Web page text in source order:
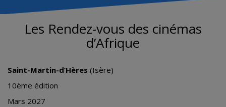
Les Rendez-vous des cinémas
d’Afrique
Saint-Martin-d’Hères (Isère)
10ème édition
Mars 2027